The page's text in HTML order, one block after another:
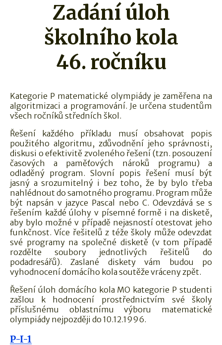
Zadání úloh
školního kola
46. ročníku
Kategorie P matematické olympiády je zaměřena na
algoritmizaci a programování. Je určena studentům
všech ročníků středních škol.
Řešení každého příkladu musí obsahovat popis
použitého algoritmu, zdůvodnění jeho správnosti,
diskusi o efektivitě zvoleného řešení (tzn. posouzení
časových a paměťových nároků programu) a
odladěný program. Slovní popis řešení musí být
jasný a srozumitelný i bez toho, že by bylo třeba
nahlédnout do samotného programu. Program může
být napsán v jazyce Pascal nebo C. Odevzdává se s
řešením každé úlohy v písemné formě i na disketě,
aby bylo možné v případě nejasností otestovat jeho
funkčnost. Více řešitelů z téže školy může odevzdat
své programy na společné disketě (v tom případě
rozdělte soubory jednotlivých řešitelů do
podadresářů). Zaslané diskety vám budou po
vyhodnocení domácího kola soutěže vráceny zpět.
Řešení úloh domácího kola MO kategorie P studenti
zašlou k hodnocení prostřednictvím své školy
příslušnému oblastnímu výboru matematické
olympiády nejpozději do 10.12.1996.
P-I-1